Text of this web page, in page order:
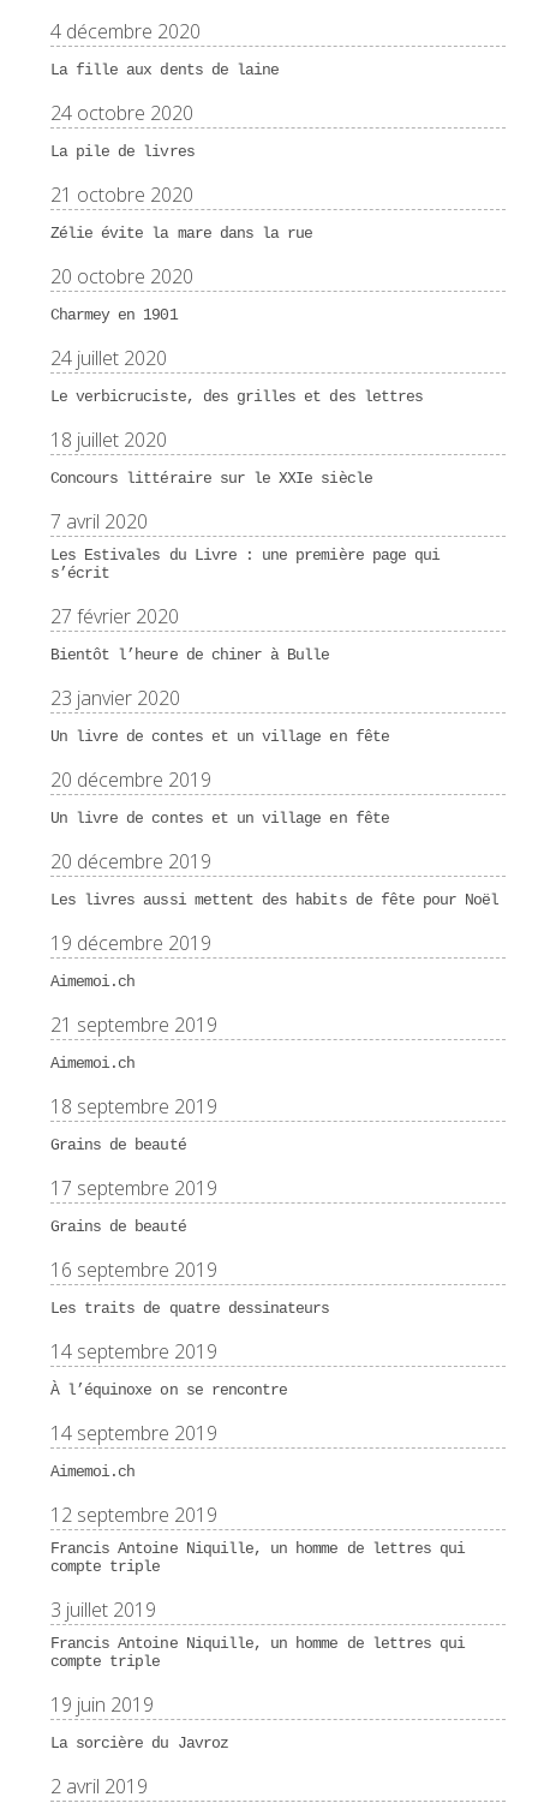
4 décembre 2020
La fille aux dents de laine
24 octobre 2020
La pile de livres
21 octobre 2020
Zélie évite la mare dans la rue
20 octobre 2020
Charmey en 1901
24 juillet 2020
Le verbicruciste, des grilles et des lettres
18 juillet 2020
Concours littéraire sur le XXIe siècle
7 avril 2020
Les Estivales du Livre : une première page qui
s’écrit
27 février 2020
Bientôt l’heure de chiner à Bulle
23 janvier 2020
Un livre de contes et un village en fête
20 décembre 2019
Un livre de contes et un village en fête
20 décembre 2019
Les livres aussi mettent des habits de fête pour Noël
19 décembre 2019
Aimemoi.ch
21 septembre 2019
Aimemoi.ch
18 septembre 2019
Grains de beauté
17 septembre 2019
Grains de beauté
16 septembre 2019
Les traits de quatre dessinateurs
14 septembre 2019
À l’équinoxe on se rencontre
14 septembre 2019
Aimemoi.ch
12 septembre 2019
Francis Antoine Niquille, un homme de lettres qui
compte triple
3 juillet 2019
Francis Antoine Niquille, un homme de lettres qui
compte triple
19 juin 2019
La sorcière du Javroz
2 avril 2019